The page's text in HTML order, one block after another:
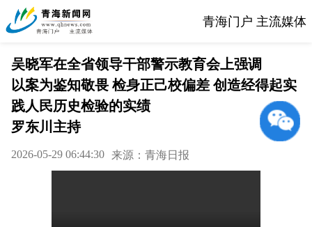
青海门户 主流媒体
吴晓军在全省领导干部警示教育会上强调
以案为鉴知敬畏 检身正己校偏差 创造经得起实
践人民历史检验的实绩
罗东川主持
2026-05-29 06:44:30 来源：青海日报